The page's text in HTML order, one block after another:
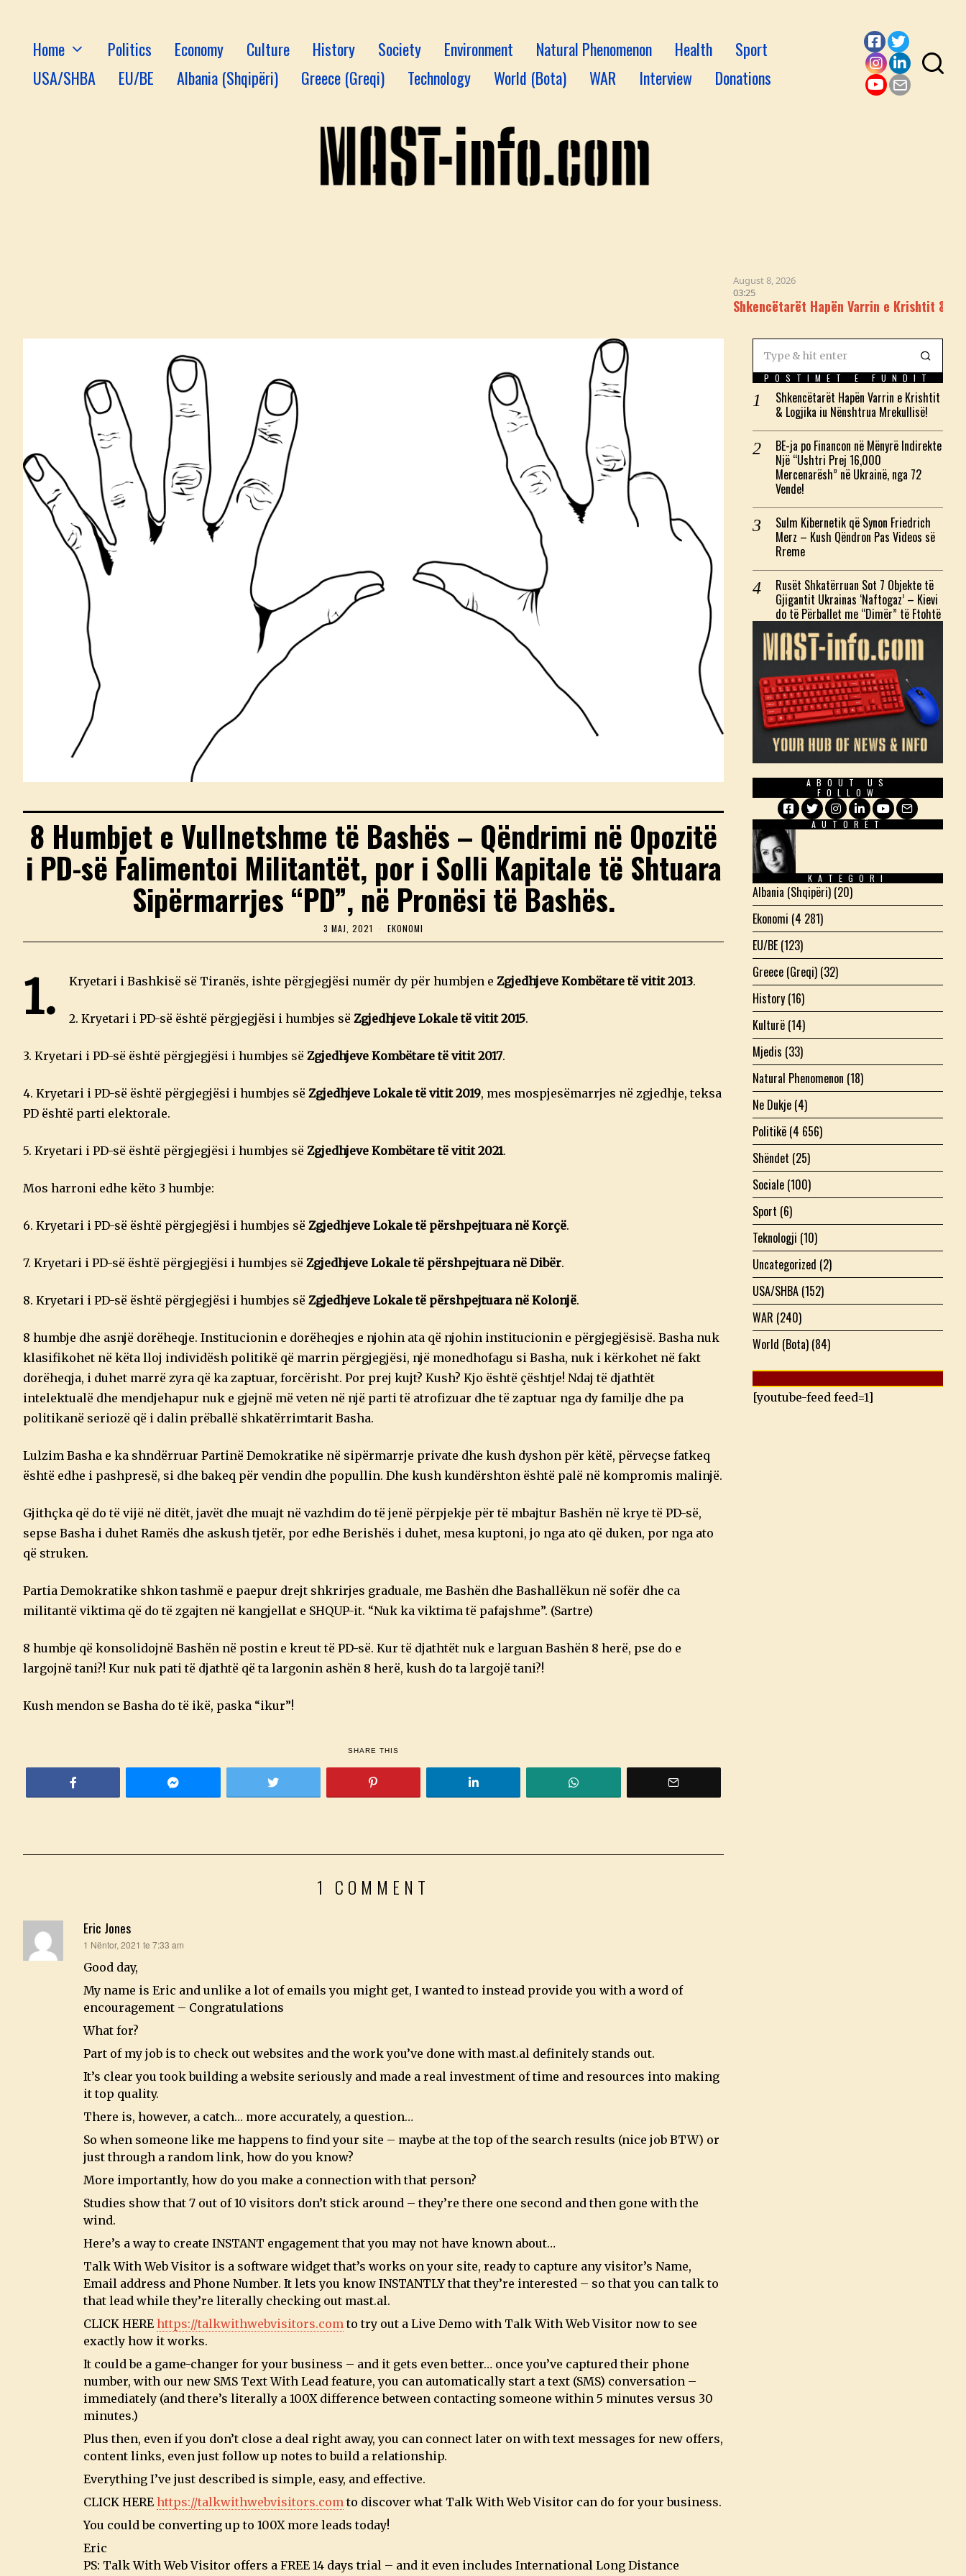
Home Politics Economy Culture History Society Environment Natural Phenomenon Health
Sport
USA/SHBA
EU/BE Albania (Shqipëri) Greece (Greqi) Technology World (Bota) WAR Interview Donations
Facebook
Twitter
Instagram
LinkedIn
August 8, 2026
Shkencëtarët Hapën Varrin e Krishtit & Logjika iu
8 Humbjet e Vullnetshme të Bashës – Qëndrimi në Opozitë
i PD-së Falimentoi Militantët, por i Solli Kapitale të Shtuara
Sipërmarrjes “PD”, në Pronësi të Bashës.
3 MAJ, 2021
M
2
1
EKONOMI
1. Kryetari i Bashkisë së Tiranës, ishte përgjegjësi numër dy për humbjen e Zgjedhjeve Kombëtare të vitit 2013.
2. Kryetari i PD-së është përgjegjësi i humbjes së Zgjedhjeve Lokale të vitit 2015.
3. Kryetari i PD-së është përgjegjësi i humbjes së Zgjedhjeve Kombëtare të vitit 2017.
4. Kryetari i PD-së është përgjegjësi i humbjes së Zgjedhjeve Lokale të vitit 2019, mes mospjesëmarrjes në zgjedhje, teksa
PD është parti elektorale.
5. Kryetari i PD-së është përgjegjësi i humbjes së Zgjedhjeve Kombëtare të vitit 2021.
Mos harroni edhe këto 3 humbje:
6. Kryetari i PD-së është përgjegjësi i humbjes së Zgjedhjeve Lokale të përshpejtuara në Korçë.
7. Kryetari i PD-së është përgjegjësi i humbjes së Zgjedhjeve Lokale të përshpejtuara në Dibër.
8. Kryetari i PD-së është përgjegjësi i humbjes së Zgjedhjeve Lokale të përshpejtuara në Kolonjë.
8 humbje dhe asnjë dorëheqje. Institucionin e dorëheqjes e njohin ata që njohin institucionin e përgjegjësisë. Basha nuk
klasifikohet në këta lloj individësh politikë që marrin përgjegjësi, një monedhofagu si Basha, nuk i kërkohet në fakt
dorëheqja, i duhet marrë zyra që ka zaptuar, forcërisht. Por prej kujt? Kush? Kjo është çështje! Ndaj të djathtët
intelektualë dhe mendjehapur nuk e gjejnë më veten në një parti të atrofizuar dhe të zaptuar nga dy familje dhe pa
politikanë seriozë që i dalin prëballë shkatërrimtarit Basha.
Lulzim Basha e ka shndërruar Partinë Demokratike në sipërmarrje private dhe kush dyshon për këtë, përveçse fatkeq
është edhe i pashpresë, si dhe bakeq për vendin dhe popullin. Dhe kush kundërshton është palë në kompromis malinjë.
Gjithçka që do të vijë në ditët, javët dhe muajt në vazhdim do të jenë përpjekje për të mbajtur Bashën në krye të PD-së,
sepse Basha i duhet Ramës dhe askush tjetër, por edhe Berishës i duhet, mesa kuptoni, jo nga ato që duken, por nga ato
që struken.
Partia Demokratike shkon tashmë e paepur drejt shkrirjes graduale, me Bashën dhe Bashallëkun në sofër dhe ca
militantë viktima që do të zgajten në kangjellat e SHQUP-it. “Nuk ka viktima të pafajshme”. (Sartre)
8 humbje që konsolidojnë Bashën në postin e kreut të PD-së. Kur të djathtët nuk e larguan Bashën 8 herë, pse do e
largojnë tani?! Kur nuk pati të djathtë që ta largonin ashën 8 herë, kush do ta largojë tani?!
Kush mendon se Basha do të ikë, paska “ikur”!
SHARE THIS
1 COMMENT
Eric Jones
thotë:
1 Nëntor, 2021 te 7:33 am
Good day,
My name is Eric and unlike a lot of emails you might get, I wanted to instead provide you with a word of
encouragement – Congratulations
What for?
Part of my job is to check out websites and the work you’ve done with mast.al definitely stands out.
It’s clear you took building a website seriously and made a real investment of time and resources into making
it top quality.
There is, however, a catch… more accurately, a question…
So when someone like me happens to find your site – maybe at the top of the search results (nice job BTW) or
just through a random link, how do you know?
More importantly, how do you make a connection with that person?
Studies show that 7 out of 10 visitors don’t stick around – they’re there one second and then gone with the
wind.
Here’s a way to create INSTANT engagement that you may not have known about…
Talk With Web Visitor is a software widget that’s works on your site, ready to capture any visitor’s Name,
Email address and Phone Number. It lets you know INSTANTLY that they’re interested – so that you can talk to
that lead while they’re literally checking out mast.al.
CLICK HERE https://talkwithwebvisitors.comto try out a Live Demo with Talk With Web Visitor now to see
exactly how it works.
It could be a game-changer for your business – and it gets even better… once you’ve captured their phone
number, with our new SMS Text With Lead feature, you can automatically start a text (SMS) conversation –
immediately (and there’s literally a 100X difference between contacting someone within 5 minutes versus 30
minutes.)
Plus then, even if you don’t close a deal right away, you can connect later on with text messages for new offers,
content links, even just follow up notes to build a relationship.
Everything I’ve just described is simple, easy, and effective.
CLICK HERE https://talkwithwebvisitors.comto discover what Talk With Web Visitor can do for your business.
You could be converting up to 100X more leads today!
Eric
PS: Talk With Web Visitor offers a FREE 14 days trial – and it even includes International Long Distance
POSTIMET E FUNDIT
Shkencëtarët Hapën Varrin e Krishtit
& Logjika iu Nënshtrua Mrekullisë!
BE-ja po Financon në Mënyrë Indirekte
Një “Ushtri Prej 16,000
Mercenarësh” në Ukrainë, nga 72
Vende!
Sulm Kibernetik që Synon Friedrich
Merz – Kush Qëndron Pas Videos së
Rreme
Rusët Shkatërruan Sot 7 Objekte të
Gjigantit Ukrainas ‘Naftogaz’ – Kievi
do të Përballet me “Dimër” të Ftohtë
ABOUT US
FOLLOW
Facebook
TwitterInstagram
LinkedIn
YouTube
Email
AUTORËT
KATEGORI
Albania (Shqipëri) (20)
Ekonomi (4 281)
EU/BE (123)
Greece (Greqi) (32)
History (16)
Kulturë (14)
Mjedis (33)
Natural Phenomenon (18)
Ne Dukje (4)
Politikë (4 656)
Shëndet (25)
Sociale (100)
Sport (6)
Teknologji (10)
Uncategorized (2)
USA/SHBA (152)
WAR (240)
World (Bota) (84)
[youtube-feed feed=1]